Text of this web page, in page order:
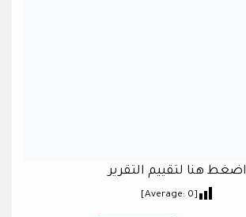
اضغط هنا لتقييم التقرير
[Average:
0
]